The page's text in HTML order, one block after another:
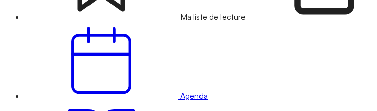
Ma liste de lecture
Agenda